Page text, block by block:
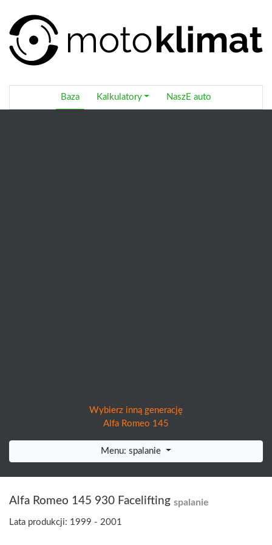
Baza Kalkulatory NaszE auto
Wybierz inną generację
Alfa Romeo 145
Menu: spalanie
Alfa Romeo 145 930 Facelifting spalanie
Lata produkcji: 1999 - 2001